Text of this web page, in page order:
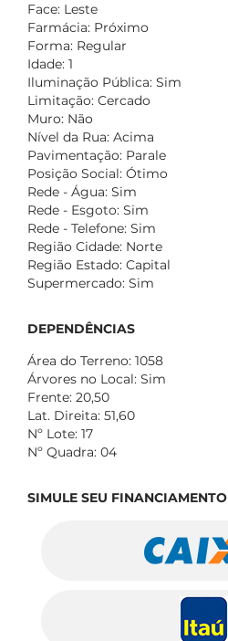
Face: Leste
Farmácia: Próximo
Forma: Regular
Idade: 1
Iluminação Pública: Sim
Limitação: Cercado
Muro: Não
Nível da Rua: Acima
Pavimentação: Parale
Posição Social: Ótimo
Rede - Água: Sim
Rede - Esgoto: Sim
Rede - Telefone: Sim
Região Cidade: Norte
Região Estado: Capital
Supermercado: Sim
DEPENDÊNCIAS
Área do Terreno: 1058
Árvores no Local: Sim
Frente: 20,50
Lat. Direita: 51,60
Nº Lote: 17
Nº Quadra: 04
SIMULE SEU FINANCIAMENTO